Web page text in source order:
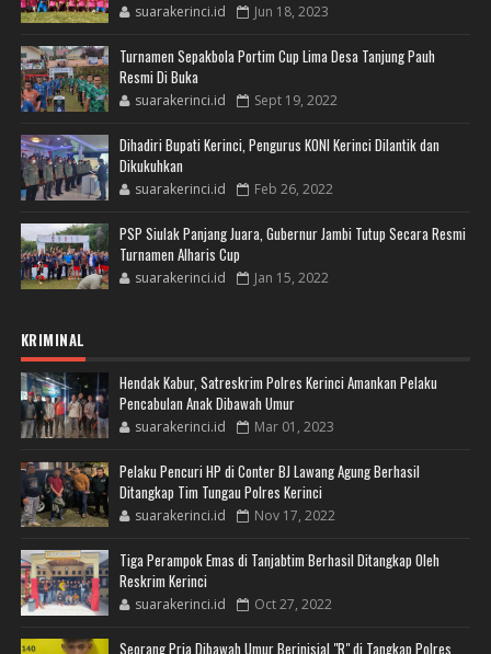
suarakerinci.id Jun 18, 2023
Turnamen Sepakbola Portim Cup Lima Desa Tanjung Pauh
Resmi Di Buka
suarakerinci.id Sept 19, 2022
Dihadiri Bupati Kerinci, Pengurus KONI Kerinci Dilantik dan
Dikukuhkan
suarakerinci.id Feb 26, 2022
PSP Siulak Panjang Juara, Gubernur Jambi Tutup Secara Resmi
Turnamen Alharis Cup
suarakerinci.id Jan 15, 2022
KRIMINAL
Hendak Kabur, Satreskrim Polres Kerinci Amankan Pelaku
Pencabulan Anak Dibawah Umur
suarakerinci.id Mar 01, 2023
Pelaku Pencuri HP di Conter BJ Lawang Agung Berhasil
Ditangkap Tim Tungau Polres Kerinci
suarakerinci.id Nov 17, 2022
Tiga Perampok Emas di Tanjabtim Berhasil Ditangkap Oleh
Reskrim Kerinci
suarakerinci.id Oct 27, 2022
Seorang Pria Dibawah Umur Berinisial "R" di Tangkap Polres